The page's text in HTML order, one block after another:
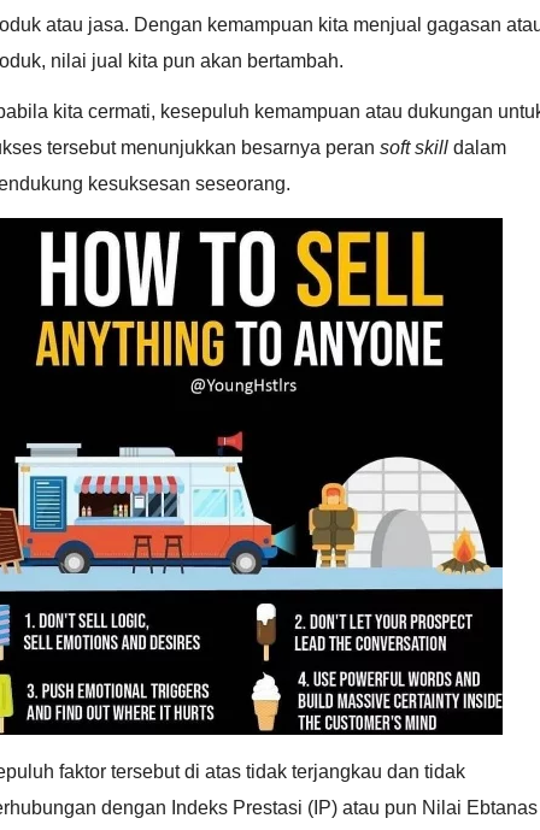
atau jasa. Dengan kemampuan kita menjual gagasan
nilai jual kita pun akan bertambah.
kita cermati, kesepuluh kemampuan atau dukungan
tersebut menunjukkan besarnya peran soft skill dalam
kesuksesan seseorang.
faktor tersebut di atas tidak terjangkau dan tidak
dengan Indeks Prestasi (IP) atau pun Nilai Ebtanas